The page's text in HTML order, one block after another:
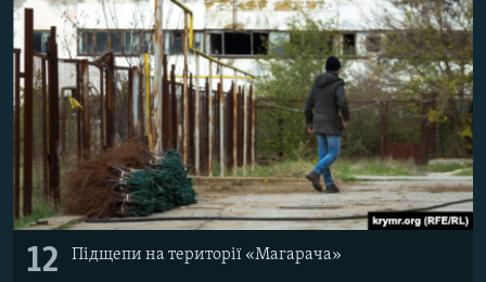
12 Підщепи на території «Магарача»